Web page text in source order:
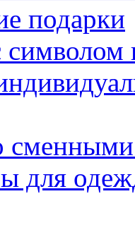
подарки
сменными
для